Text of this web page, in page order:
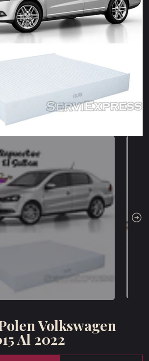
Volkswagen
Al 2022